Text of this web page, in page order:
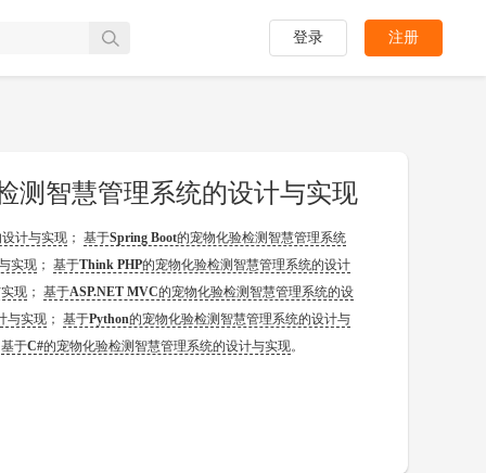
登录 注册
测智慧管理系统的设计与实现
计与实现 ； 基于Spring Boot的宠物化验检测智慧管理系统
实现 ； 基于Think PHP的宠物化验检测智慧管理系统的设计
现 ； 基于ASP.NET MVC的宠物化验检测智慧管理系统的设
与实现 ； 基于Python的宠物化验检测智慧管理系统的设计与
基于C#的宠物化验检测智慧管理系统的设计与实现。